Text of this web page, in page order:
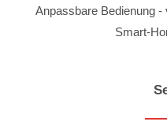
Anpassbare Bedienung
Smart-